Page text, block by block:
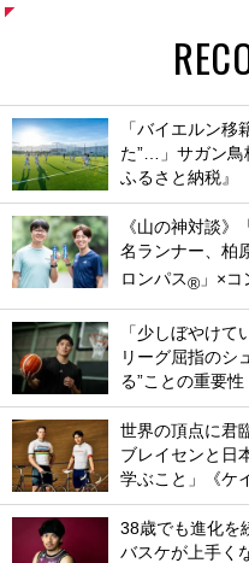
「バイエルン移
た”…」サガン鳥
ふるさと納税』
《山の神対談》
名ランナー、柏
ロンパス® 」×
「少しぼやけ
リーグ屈指のシ
る”ことの重要性
世界の頂点に君
ブレイセンと日
学ぶこと」《ケ
38歳でも進化を
バスケが上手く